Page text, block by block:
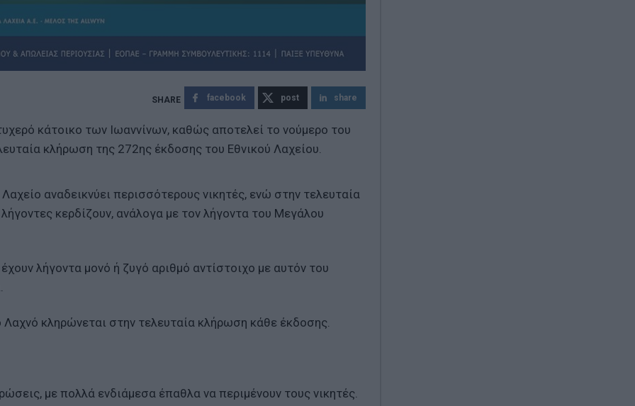
facebook post share
κάτοικο των Ιωαννίνων, καθώς αποτελεί το νούμερο του
κλήρωση της 272ης έκδοσης του Εθνικού Λαχείου.
αναδεικνύει περισσότερους νικητές, ενώ στην τελευταία
κερδίζουν, ανάλογα με τον λήγοντα του Μεγάλου
λήγοντα μονό ή ζυγό αριθμό αντίστοιχο με αυτόν του
κληρώνεται στην τελευταία κλήρωση κάθε έκδοσης.
με πολλά ενδιάμεσα έπαθλα να περιμένουν τους νικητές.